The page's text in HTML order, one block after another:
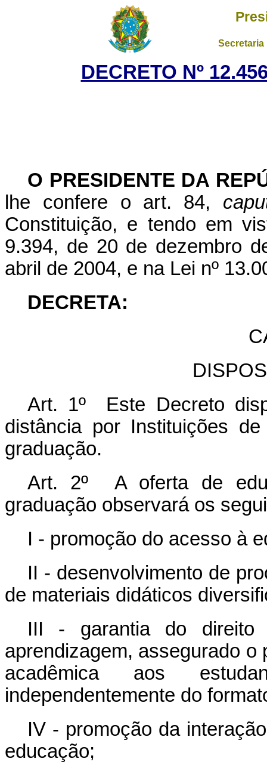
DECRETO Nº
O PRESIDENTE DA
lhe confere o art. 84,
Constituição, e tendo em
9.394, de 20 de dezembro
abril de 2004, e na Lei nº
DECRETA:
Art. 1º Este Decreto
distância por Instituições
graduação.
Art. 2º A oferta de
graduação observará os
I - promoção do acesso à
II - desenvolvimento de
de materiais didáticos
III - garantia do
aprendizagem, assegurado o
acadêmica aos
independentemente do
IV - promoção da
educação;